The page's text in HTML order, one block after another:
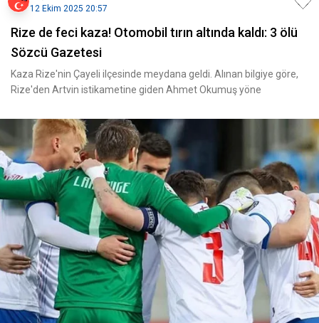
12 Ekim 2025 20:57
Rize de feci kaza! Otomobil tırın altında kaldı: 3 ölü
Sözcü Gazetesi
Kaza Rize'nin Çayeli ilçesinde meydana geldi. Alınan bilgiye göre,
Rize'den Artvin istikametine giden Ahmet Okumuş yöne